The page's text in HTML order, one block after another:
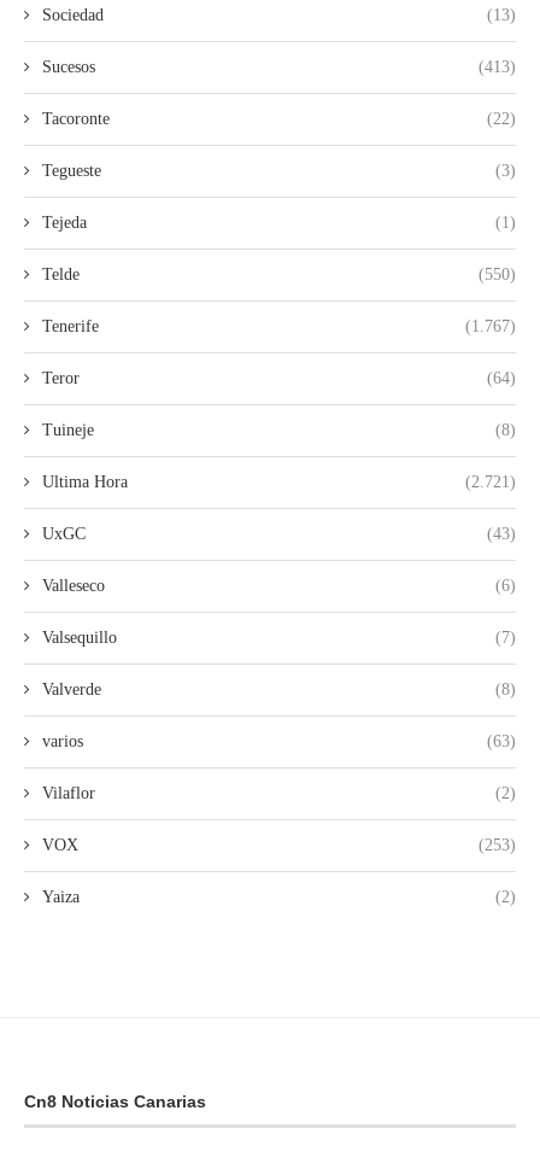
Sociedad (13)
Sucesos (413)
Tacoronte (22)
Tegueste (3)
Tejeda (1)
Telde (550)
Tenerife (1.767)
Teror (64)
Tuineje (8)
Ultima Hora (2.721)
UxGC (43)
Valleseco (6)
Valsequillo (7)
Valverde (8)
varios (63)
Vilaflor (2)
VOX (253)
Yaiza (2)
Cn8 Noticias Canarias